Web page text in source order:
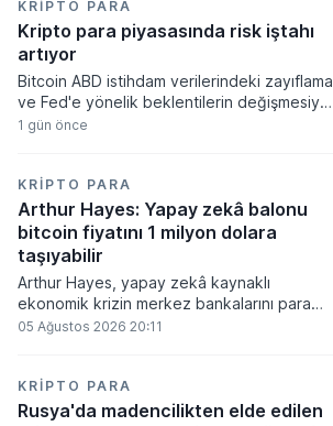
KRIPTO PARA
Kripto para piyasasında risk iştahı
artıyor
Bitcoin ABD istihdam verilerindeki zayıflama
ve Fed'e yönelik beklentilerin değişmesiyle
haftayı yükselişle kapattı. Kripto para
açıklanacak enflasyon rakamlarına ve
küresel gelişmelere çevrildi.
1 gün önce
KRIPTO PARA
Arthur Hayes: Yapay zekâ balonu
bitcoin fiyatını 1 milyon dolara
taşıyabilir
Arthur Hayes, yapay zekâ kaynaklı
ekonomik krizin merkez bankalarını para
basmaya zorlayacağını ve bu durumun
kayıplarının tetikleyeceği kredi krizinin
küresel likidite artışına yol açacağını belirtti
05 Ağustos 2026 20:11
KRIPTO PARA
Rusya'da madencilikten elde edilen